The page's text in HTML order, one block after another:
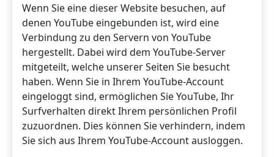
Wenn Sie eine dieser Website besuchen, auf
denen YouTube eingebunden ist, wird eine
Verbindung zu den Servern von YouTube
hergestellt. Dabei wird dem YouTube-Server
mitgeteilt, welche unserer Seiten Sie besucht
haben. Wenn Sie in Ihrem YouTube-Account
eingeloggt sind, ermöglichen Sie YouTube, Ihr
Surfverhalten direkt Ihrem persönlichen Profil
zuzuordnen. Dies können Sie verhindern, indem
Sie sich aus Ihrem YouTube-Account ausloggen.